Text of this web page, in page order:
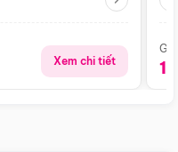
Xem chi tiết